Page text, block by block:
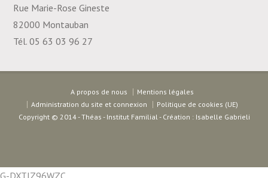
Rue Marie-Rose Gineste
82000 Montauban
Tél. 05 63 03 96 27
A propos de nous
Mentions légales
Administration du site et connexion
Politique de cookies (UE)
Copyright © 2014 - Théas - Institut Familial - Création : Isabelle Gabrieli